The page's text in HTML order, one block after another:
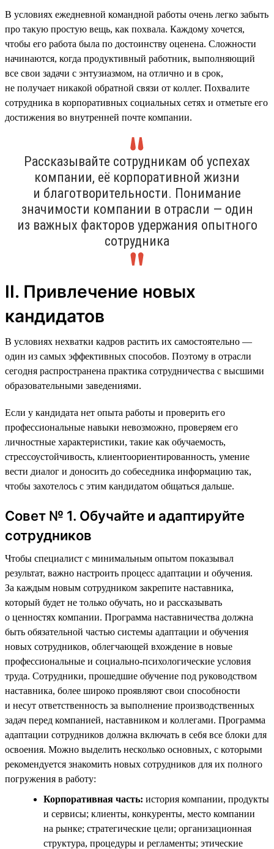
В условиях ежедневной командной работы очень легко забыть
про такую простую вещь, как похвала. Каждому хочется,
чтобы его работа была по достоинству оценена. Сложности
начинаются, когда продуктивный работник, выполняющий
все свои задачи с энтузиазмом, на отлично и в срок,
не получает никакой обратной связи от коллег. Похвалите
сотрудника в корпоративных социальных сетях и отметьте его
достижения во внутренней почте компании.
Рассказывайте сотрудникам об успехах
компании, её корпоративной жизни
и благотворительности. Понимание
значимости компании в отрасли — один
из важных факторов удержания опытного
сотрудника
II. Привлечение новых
кандидатов
В условиях нехватки кадров растить их самостоятельно —
один из самых эффективных способов. Поэтому в отрасли
сегодня распространена практика сотрудничества с высшими
образовательными заведениями.
Если у кандидата нет опыта работы и проверить его
профессиональные навыки невозможно, проверяем его
личностные характеристики, такие как обучаемость,
стрессоустойчивость, клиентоориентированность, умение
вести диалог и доносить до собеседника информацию так,
чтобы захотелось с этим кандидатом общаться дальше.
Совет № 1. Обучайте и адаптируйте
сотрудников
Чтобы специалист с минимальным опытом показывал
результат, важно настроить процесс адаптации и обучения.
За каждым новым сотрудником закрепите наставника,
который будет не только обучать, но и рассказывать
о ценностях компании. Программа наставничества должна
быть обязательной частью системы адаптации и обучения
новых сотрудников, облегчающей вхождение в новые
профессиональные и социально-психологические условия
труда. Сотрудники, прошедшие обучение под руководством
наставника, более широко проявляют свои способности
и несут ответственность за выполнение производственных
задач перед компанией, наставником и коллегами. Программа
адаптации сотрудников должна включать в себя все блоки для
освоения. Можно выделить несколько основных, с которыми
рекомендуется знакомить новых сотрудников для их полного
погружения в работу:
Корпоративная часть: история компании, продукты
и сервисы; клиенты, конкуренты, место компании
на рынке; стратегические цели; организационная
структура, процедуры и регламенты; этические